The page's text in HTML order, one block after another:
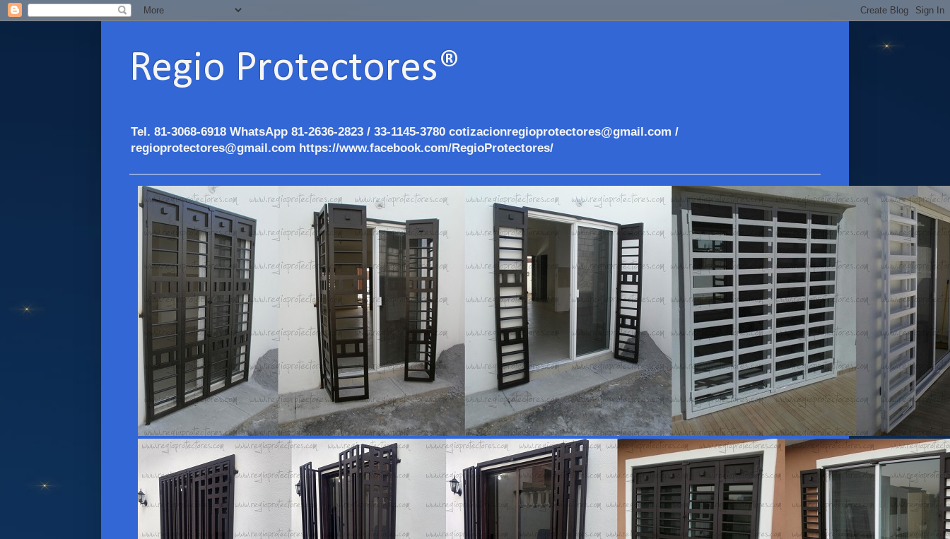
Regio Protectores®
Tel. 81-3068-6918 WhatsApp 81-2636-2823 / 33-1145-3780 cotizacionregioprotectores@gmail.com /
regioprotectores@gmail.com https://www.facebook.com/RegioProtectores/